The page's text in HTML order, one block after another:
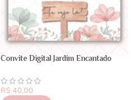
Convite Digital Jardim Encantado
R$ 40,00